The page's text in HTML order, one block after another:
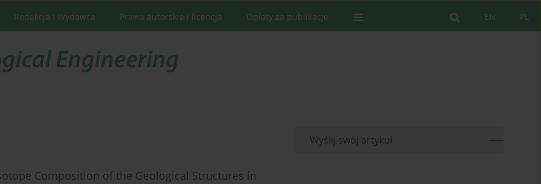
PL
EN
Redakcja i Wydawca Prawa autorskie i licencja Opłaty za publikacje
Composition of the Geological Structures in
Wyślij swój artykuł